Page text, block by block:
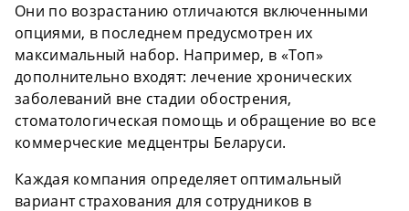
Они по возрастанию отличаются включенными
опциями, в последнем предусмотрен их
максимальный набор. Например, в «Топ»
дополнительно входят: лечение хронических
заболеваний вне стадии обострения,
стоматологическая помощь и обращение во все
коммерческие медцентры Беларуси.
Каждая компания определяет оптимальный
вариант страхования для сотрудников в